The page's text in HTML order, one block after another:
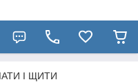
І ЩИТИ